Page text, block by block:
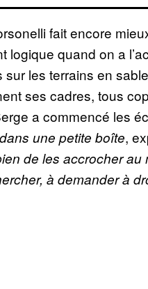
fait encore
logique quand on a
sur les terrains en
ses cadres, tous
a commencé les
une petite boîte,
de les accrocher au
à demander à